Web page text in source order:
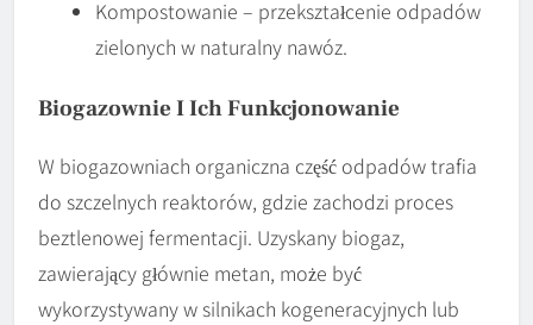
Kompostowanie – przekształcenie odpadów
zielonych w naturalny nawóz.
Biogazownie I Ich Funkcjonowanie
W biogazowniach organiczna część odpadów trafia
do szczelnych reaktorów, gdzie zachodzi proces
beztlenowej fermentacji. Uzyskany biogaz,
zawierający głównie metan, może być
wykorzystywany w silnikach kogeneracyjnych lub